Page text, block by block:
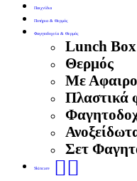
Παιχνίδια
Ποτήρια & Θερμός
Φαγητοδοχεία & Θερμός
Lunch Box
Θερμός
Με
Πλαστικά
Σετ
Skincare 🧖‍♀️